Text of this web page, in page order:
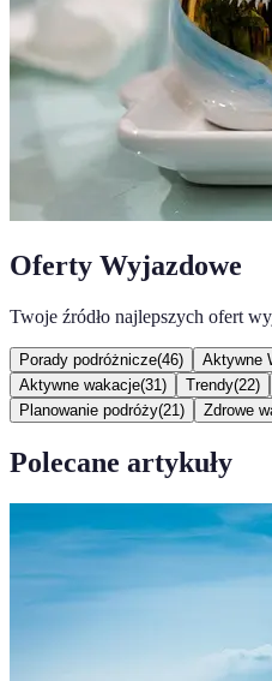
Oferty Wyjazdowe
Twoje źródło najlepszych ofert
Porady podróżnicze(46) Aktywne
Aktywne wakacje(31 ) Trendy(22)
Planowanie podróży(21 ) Zdrowe
Polecane artykuły